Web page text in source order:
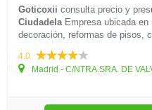
Goticoxii consulta precio y
CiudadelaEmpresa ubicada en
decoración, reformas de pisos,
4.0
Madrid - C/NTRA.SRA. DE